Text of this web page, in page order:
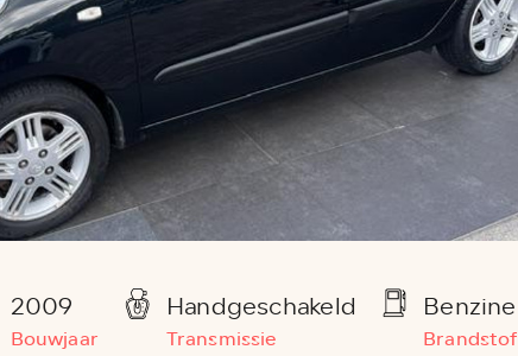
2009
Bouwjaar
Handgeschakeld
Transmissie
Benzine
Brandstof